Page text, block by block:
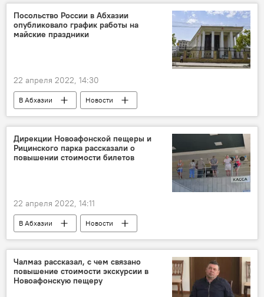
Посольство России в Абхазии
опубликовало график работы на
майские праздники
22 апреля 2022, 14:30
В Абхазии
Новости
Посольство РФ в Абхазии
Дирекции Новоафонской пещеры и
Рицинского парка рассказали о
повышении стоимости билетов
22 апреля 2022, 14:11
В Абхазии
Новости
Рицинский Реликтовый Национальный Парк (РРНП)
Новоафонская пещера
Абхазия
туризм
Чалмаз рассказал, с чем связано
повышение стоимости экскурсии в
Новоафонскую пещеру